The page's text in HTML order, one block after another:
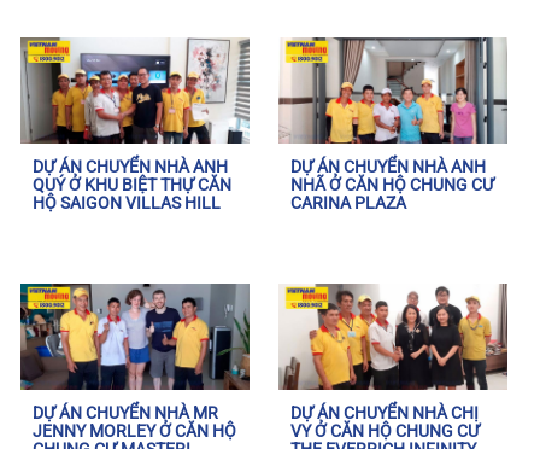
DỰ ÁN CHUYỂN NHÀ ANH
QUÝ Ở KHU BIỆT THỰ CĂN
HỘ SAIGON VILLAS HILL
DỰ ÁN CHUYỂN NHÀ ANH
NHÃ Ở CĂN HỘ CHUNG CƯ
CARINA PLAZA
DỰ ÁN CHUYỂN NHÀ MR
JENNY MORLEY Ở CĂN HỘ
DỰ ÁN CHUYỂN NHÀ CHỊ
VY Ở CĂN HỘ CHUNG CƯ